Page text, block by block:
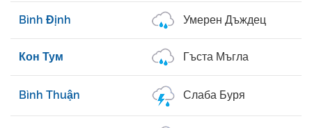
Bình Định Умерен Дъждец
Кон Тум Гъста Мъгла
Bình Thuận Слаба Буря